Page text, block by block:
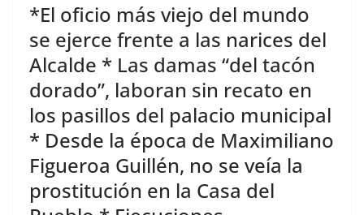
*El oficio más viejo del mundo
se ejerce frente a las narices del
Alcalde * Las damas “del tacón
dorado”, laboran sin recato en
los pasillos del palacio municipal
* Desde la época de Maximiliano
Figueroa Guillén, no se veía la
prostitución en la Casa del